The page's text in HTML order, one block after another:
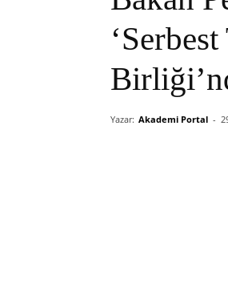
Yazar: Akademi Portal -